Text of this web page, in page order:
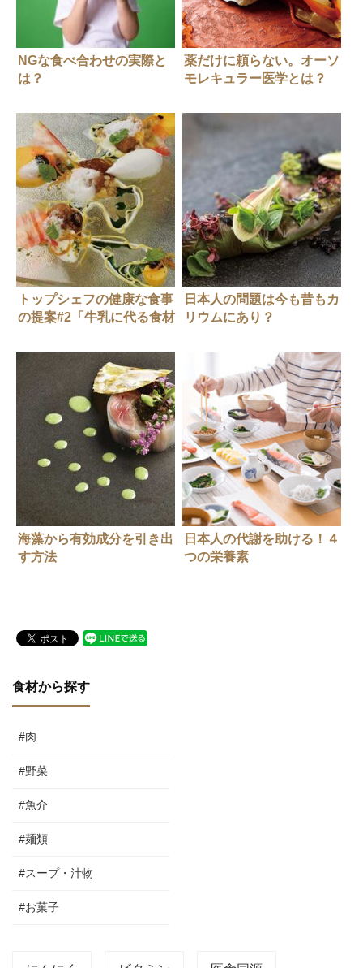
NGな食べ合わせの実際と
は？
薬だけに頼らない。オーソ
モレキュラー医学とは？
トップシェフの健康な食事
の提案#2「牛乳に代る食材
日本人の問題は今も昔もカ
リウムにあり？
海藻から有効成分を引き出
す方法
日本人の代謝を助ける！４
つの栄養素
食材から探す
#肉
#野菜
#魚介
#麺類
#スープ・汁物
#お菓子